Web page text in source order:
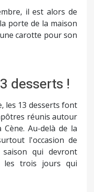
il est alors de
porte de la maison
carotte pour son
desserts !
les 13 desserts font
réunis autour
Au-delà de la
l'occasion de
qui devront
les trois jours qui